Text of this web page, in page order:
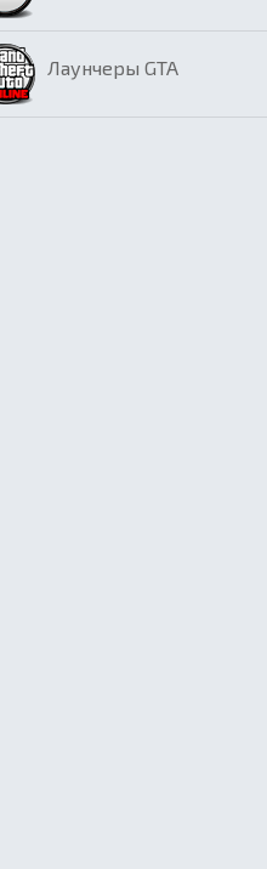
Лаунчеры GTA